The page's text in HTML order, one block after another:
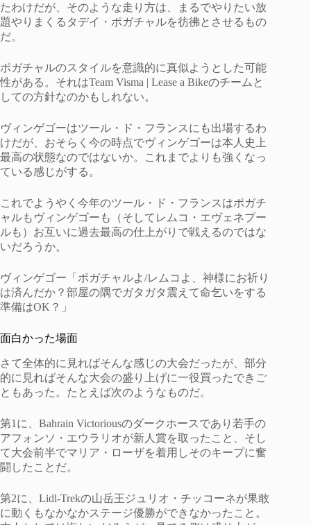
たわけだが、そのような走り方は、まるでやりたい放
題やりまくるタデイ・ポガチャルを彷彿とさせるもの
だ。
ポガチャルのスタイルを意識的に真似ようとした可能
性がある。それはTeam Visma | Lease a Bikeのチームと
しての方針なのかもしれない。
ヴィンゲゴーはツール・ド・フランスにも出場するわ
けだが、おそらく今の時点でヴィンゲゴーは本人史上
最高の状態なのではないか。これまでよりも強くなっ
ている感じがする。
これでようやく今年のツール・ド・フランスはポガチ
ャルもヴィンゲゴーも（そしてレムコ・エヴェネプー
ルも）お互いに過去最高の仕上がりで戦えるのではな
いだろうか。
ヴィンゲゴー「ポガチャルよ/レムコよ、神様にお祈り
は済んだか？部屋の隅でガタガタ震えて命乞いをする
準備はOK？」
面白かった場面
さて全体的に見ればそんな感じの大会だったが、部分
的に見ればそんな大会の盛り上げに一役買ったできご
ともあった。たとえば次のようなものだ。
第1に、Bahrain Victoriousのダークホースであり若手の
アフォンソ・エウラリオが新人賞を取ったこと、そし
て大会前半でマリア・ローザを着用しそのキープに奮
闘したことだ。
第2に、Lidl-Trekの山岳王ジュリオ・チッコーネが果敢
に動くもなかなかステージ優勝ができなかったこと。